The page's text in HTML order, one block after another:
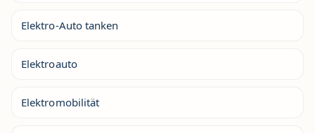
Elektro-Auto tanken
Elektroauto
Elektromobilität